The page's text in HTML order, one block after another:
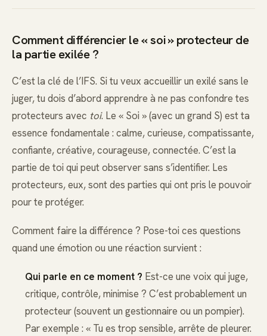
Comment différencier le « soi » protecteur de
la partie exilée ?
C’est la clé de l’IFS. Si tu veux accueillir un exilé sans le
juger, tu dois d’abord apprendre à ne pas confondre tes
protecteurs avec toi. Le « Soi » (avec un grand S) est ta
essence fondamentale : calme, curieuse, compatissante,
confiante, créative, courageuse, connectée. C’est la
partie de toi qui peut observer sans s’identifier. Les
protecteurs, eux, sont des parties qui ont pris le pouvoir
pour te protéger.
Comment faire la différence ? Pose-toi ces questions
quand une émotion ou une réaction survient :
Qui parle en ce moment ? Est-ce une voix qui juge,
critique, contrôle, minimise ? C’est probablement un
protecteur (souvent un gestionnaire ou un pompier).
Par exemple : « Tu es trop sensible, arrête de pleurer.